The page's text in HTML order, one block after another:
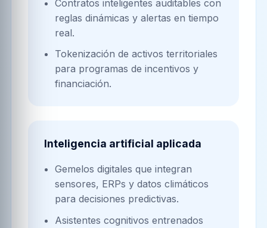
Contratos inteligentes auditables con
reglas dinámicas y alertas en tiempo
real.
Tokenización de activos territoriales
para programas de incentivos y
financiación.
Inteligencia artificial aplicada
Gemelos digitales que integran
sensores, ERPs y datos climáticos
para decisiones predictivas.
Asistentes cognitivos entrenados